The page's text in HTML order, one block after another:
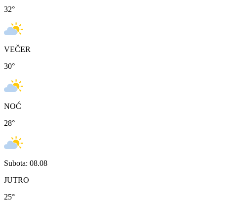
32°
VEČER
30°
NOĆ
28°
Subota: 08.08
JUTRO
25°